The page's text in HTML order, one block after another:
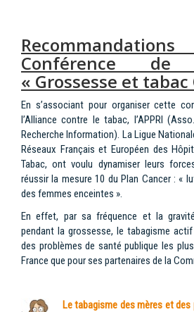
Conférence de
« Grossesse et tabac
En s’associant pour organiser cette
l’Alliance contre le tabac, l’APPRI
Recherche Information). La Ligue
Réseaux Français et Européen des
Tabac, ont voulu dynamiser leurs
réussir la mesure 10 du Plan Cancer : «
des femmes enceintes ».
En effet, par sa fréquence et la
pendant la grossesse, le tabagisme
des problèmes de santé publique les
France que pour ses partenaires de la
Le tabagisme des mères et des